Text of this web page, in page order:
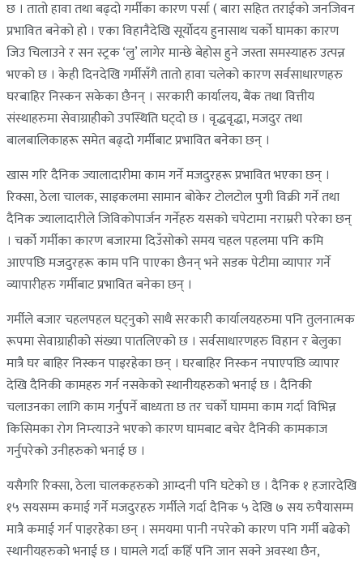
छ । तातो हावा तथा बढ्दो गर्मीका कारण पर्सा ( बारा सहित तराईको जनजिवन
प्रभावित बनेको हो । एका विहानैदेखि सूर्योदय हुनासाथ चर्को घामका कारण
जिउ चिलाउने र सन स्ट्रक ‘लु’ लागेर मान्छे बेहोस हुने जस्ता समस्याहरु उत्पन्न
भएको छ । केही दिनदेखि गर्मीसँगै तातो हावा चलेको कारण सर्वसाधारणहरु
घरबाहिर निस्कन सकेका छैनन् । सरकारी कार्यालय, बैंक तथा वित्तीय
संस्थाहरुमा सेवाग्राहीको उपस्थिति घट्दो छ । वृद्धवृद्धा, मजदुर तथा
बालबालिकाहरू समेत बढ्दो गर्मीबाट प्रभावित बनेका छन् ।
खास गरि दैनिक ज्यालादारीमा काम गर्ने मजदुरहरू प्रभावित भएका छन् ।
रिक्सा, ठेला चालक, साइकलमा सामान बोकेर टोलटोल पुगी विक्री गर्ने तथा
दैनिक ज्यालादारीले जिविकोपार्जन गर्नेहरु यसको चपेटामा नराम्ररी परेका छन्
। चर्को गर्मीका कारण बजारमा दिउँसोको समय चहल पहलमा पनि कमि
आएपछि मजदुरहरू काम पनि पाएका छैनन् भने सडक पेटीमा व्यापार गर्ने
व्यापारीहरु गर्मीबाट प्रभावित बनेका छन् ।
गर्मीले बजार चहलपहल घट्नुको साथै सरकारी कार्यालयहरुमा पनि तुलनात्मक
रूपमा सेवाग्राहीको संख्या पातलिएको छ । सर्वसाधारणहरु विहान र बेलुका
मात्रै घर बाहिर निस्कन पाइरहेका छन् । घरबाहिर निस्कन नपाएपछि व्यापार
देखि दैनिकी कामहरु गर्न नसकेको स्थानीयहरुको भनाई छ । दैनिकी
चलाउनका लागि काम गर्नुपर्ने बाध्यता छ तर चर्को घाममा काम गर्दा विभिन्न
किसिमका रोग निम्त्याउने भएको कारण घामबाट बचेर दैनिकी कामकाज
गर्नुपरेको उनीहरुको भनाई छ ।
यसैगरि रिक्सा, ठेला चालकहरुको आम्दनी पनि घटेको छ । दैनिक १ हजारदेखि
१५ सयसम्म कमाई गर्ने मजदुरहरु गर्मीले गर्दा दैनिक ५ देखि ७ सय रुपैयासम्म
मात्रै कमाई गर्न पाइरहेका छन् । समयमा पानी नपरेको कारण पनि गर्मी बढेको
स्थानीयहरुको भनाई छ । घामले गर्दा कहिँ पनि जान सक्ने अवस्था छैन,